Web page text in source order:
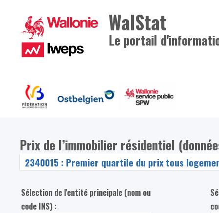
WalStat
Le portail
Prix de l’immobilier résidentiel
Sélection de l'entité principale (nom ou
code INS) :